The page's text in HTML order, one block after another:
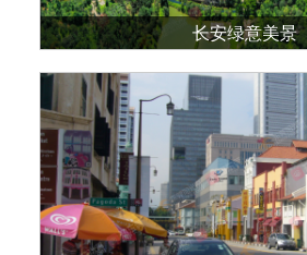
长安绿意美景